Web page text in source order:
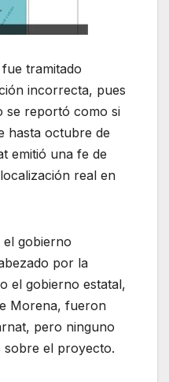
tramitado
incorrecta, pues
se reportó como si
hasta octubre de
emitió una fe de
real en
gobierno
por la
el gobierno estatal,
Morena, fueron
pero ninguno
sobre el proyecto.